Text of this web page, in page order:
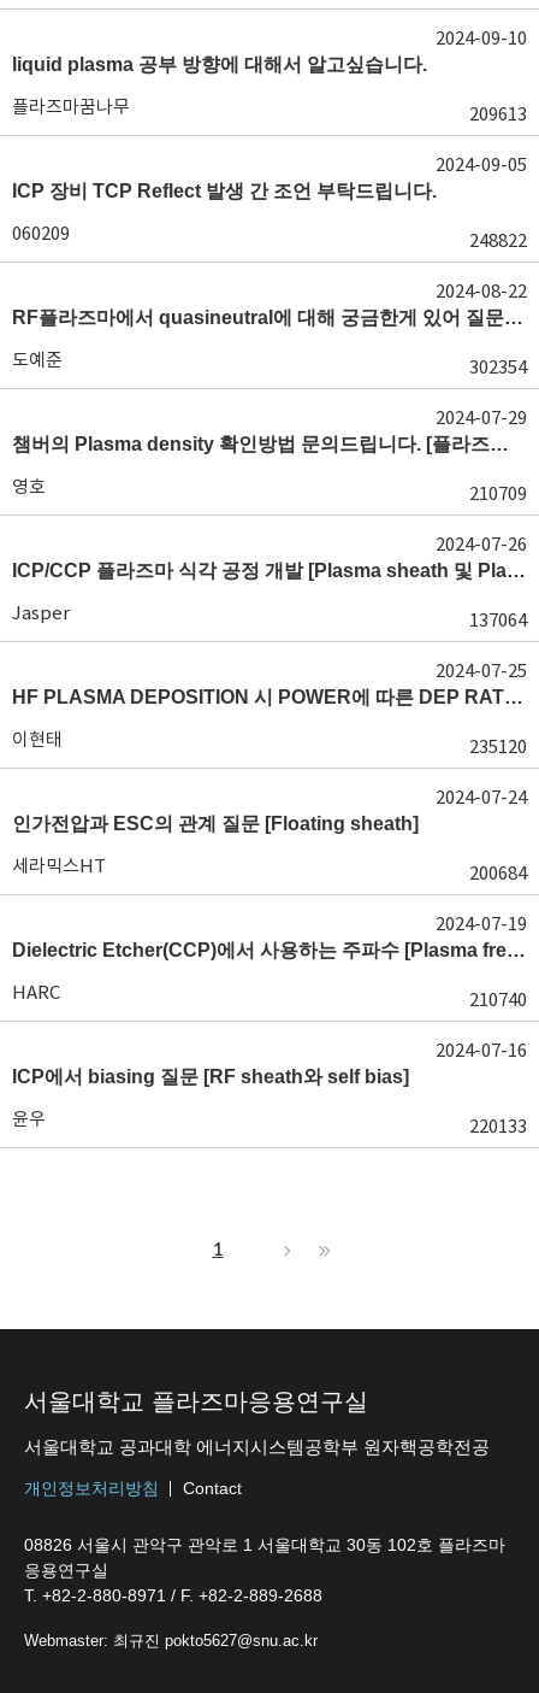
liquid plasma 공부 방향에 대해서 알고싶습니다.
플라즈마꿈나무 209613
2024-09-10
ICP 장비 TCP Reflect 발생 간 조언 부탁드립니다.
060209 248822
2024-09-05
RF플라즈마에서 quasineutral에 대해 궁금한게 있어 질문글 올립니다.[quasineutral]
도예준 302354
2024-08-22
챔버의 Plasma density 확인방법 문의드립니다. [플라즈마 모니터링, OES, LP]
영호 210709
2024-07-29
ICP/CCP 플라즈마 식각 공정 개발 [Plasma sheath 및 Plasma generation]
Jasper 137064
2024-07-26
HF PLASMA DEPOSITION 시 POWER에 따른 DEP RATE 변화 [장비 플라즈마, Rate constant]
이현태 235120
2024-07-25
인가전압과 ESC의 관계 질문 [Floating sheath]
세라믹스HT 200684
2024-07-24
Dielectric Etcher(CCP)에서 사용하는 주파수 [Plasma frequency 및 RF sheath]
HARC 210740
2024-07-19
ICP에서 biasing 질문 [RF sheath와 self bias]
윤우 220133
2024-07-16
1
서울대학교 플라즈마응용연구실
서울대학교 공과대학 에너지시스템공학부 원자핵공학전공
개인정보처리방침 Contact
08826 서울시 관악구 관악로 1 서울대학교 30동 102호 플라즈마
응용연구실
T. +82-2-880-8971 / F. +82-2-889-2688
Webmaster: 최규진 pokto5627@snu.ac.kr